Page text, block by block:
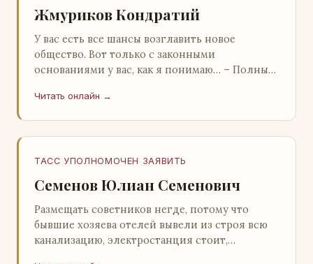
Жмуриков Кондратий
У вас есть все шансы возглавить новое
общество. Вот только с законными
основаниями у вас, как я понимаю… – Полный
Натанович. – Что ж, …
Читать онлайн →
ТАСС УПОЛНОМОЧЕН ЗАЯВИТЬ
Семенов Юлиан Семенович
Размещать советников негде, потому что
бывшие хозяева отелей вывели из строя всю
канализацию, электростанция стоит,